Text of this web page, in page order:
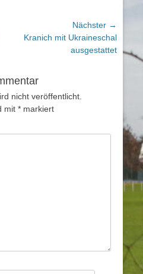
Nächster →
Nächster
Kranich mit Ukraineschal
ausgestattet
nicht veröffentlicht.
mit * markiert